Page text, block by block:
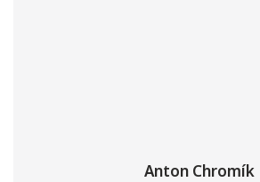
Anton Chromík